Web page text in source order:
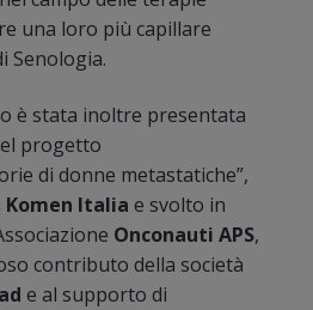
una loro più capillare
Senologia.
è stata inoltre presentata
progetto
di donne metastatiche”,
Komen Italia e svolto in
Onconauti APS,
contributo della società
e al supporto di